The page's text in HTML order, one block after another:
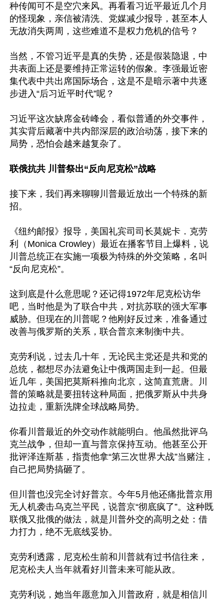
种传闻可不是空穴来风。再看看习近平最近几个月
的怪现象，亲信被清洗、党媒减少报导，甚至本人
无故消失两周，这些难道不是权力危机的信号？
当然，不管习近平是真的失势，还是假装隐退，中
共表面上还是要维持正常运转的假象。李强最近密
集代表中共出席国际场合，这是不是暗示著中共逐
步进入“后习近平时代”呢？
习近平这次缺席金砖峰会，看似普通的外交事件，
其实背后藏著中共内部深层的政治动荡，接下来的
局势，恐怕会越来越复杂了。
联俄抗共 川普祭出“反向尼克松”战略
接下来，我们再来聊聊川普最近放出一个特殊的新
招。
《纽约邮报》报导，美国礼宾司司长莫妮卡．克劳
利（Monica Crowley）最近在播客节目上爆料，说
川普总统正在实施一项极为特殊的外交策略，名叫
“反向尼克松”。
这到底是什么意思呢？还记得1972年尼克松访华
吧，当时他是为了联合中共，对抗苏联的强大军事
威胁。但现在的川普呢？他刚好反过来，准备通过
改善与俄罗斯的关系，联合普京来制衡中共。
克劳利说，过去几十年，无论民主党还是共和党的
总统，都想尽办法避免让中俄两国走到一起。但最
近几年，美国把莫斯科推向北京，这简直荒唐。川
普的策略就是要扭转这种局面，把俄罗斯从中共身
边拉走，重新洗牌全球战略局势。
你看川普最近的外交动作就能明白。他虽然批评乌
克兰战争，但却一直与普京保持互动。他甚至公开
批评泽连斯基，指责他拿“第三次世界大战”当赌注，
自己把局势搞砸了。
但川普也没完全讨好普京。今年5月他还痛批普京用
无人机袭击乌克兰平民，说普京“彻底疯了”。这种既
联俄又批俄的做法，就是川普外交的高明之处：借
力打力，绝不无底线妥协。
克劳利透露，尼克松生前和川普就有过书信往来，
尼克松夫人当年就看好川普未来可能从政。
克劳利说，她当年愿意加入川普政府，就是相信川